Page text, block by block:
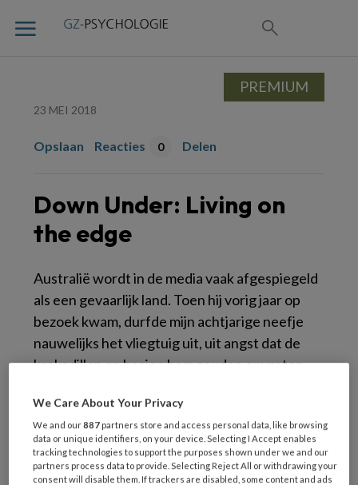
23 MEI 2018
Opslaan Reacties 0 Delen
Down Under: Living on
the edge
Australië wordt in de media vaak afgespiegeld
als een gevaarlijk land. Toen hij vorig jaar op
bezoek kwam, durfde mijn achtjarige neefje
nauwelijks het vliegtuig uit, uit angst dat de
krokodillen en haaien hem zouden opvreten.
een hamer bij zich had, om spinnen dood te
slaan. Nu valt dat natuurlijk reuze mee, maar de
mensen staan hier wel dichter bij de dood voor
mijn gevoel.
PREMIUM
We Care About Your Privacy
We and our887 partners store and access personal data, like browsing
data or unique identifiers, on your device. Selecting I Accept enables
tracking technologies to support the purposes shown under we and our
partners process data to provide. Selecting Reject All or withdrawing your
consent will disable them. If trackers are disabled, some content and ads